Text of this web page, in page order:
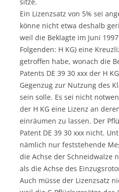
Ein Lizenzsatz von 5% sei
könne nicht etwa deshalb
weil die Beklagte im Juni
Folgenden: H KG) eine
getroffen habe, wonach die
Patents DE 39 30 xxx der H
Gegenzug zur Nutzung des
sein solle. Es sei nicht
der H KG eine Lizenz an
einräumen zu lassen. Der
Patent DE 39 30 xxx nicht.
nämlich nur feststehende
die Achse der Schneidwalze
als die Achse des
Auch müsse der Lizenzsatz